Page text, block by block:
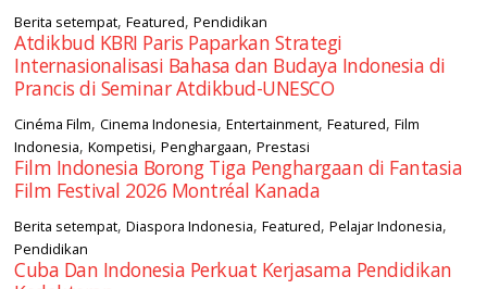
Berita setempat,Featured,Pendidikan
Atdikbud KBRI Paris Paparkan Strategi
Internasionalisasi Bahasa dan Budaya Indonesia di
Prancis di Seminar Atdikbud-UNESCO
Cinéma Film,Cinema Indonesia,Entertainment,Featured,Film
Indonesia,Kompetisi,Penghargaan,Prestasi
Film Indonesia Borong Tiga Penghargaan di Fantasia
Film Festival 2026 Montréal Kanada
Berita setempat,Diaspora Indonesia,Featured,Pelajar Indonesia,
Pendidikan
Cuba Dan Indonesia Perkuat Kerjasama Pendidikan